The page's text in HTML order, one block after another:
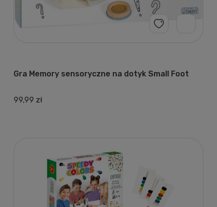
Gra Memory sensoryczne na dotyk Small Foot
99,99 zł